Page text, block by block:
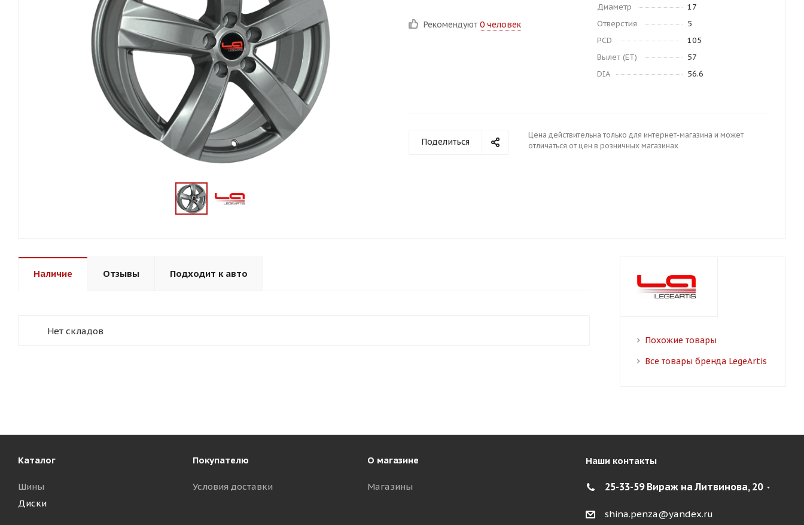
Рекомендуют 0 человек
Диаметр
17
Отверстия
5
PCD
105
Вылет (ET)
57
DIA
56.6
Поделиться
Цена действительна только для интернет-магазина и может
отличаться от цен в розничных магазинах
Наличие Отзывы Подходит к авто
Нет складов
Похожие товары
Все товары бренда LegeArtis
Каталог
Шины
Диски
Покупателю
Условия доставки
О магазине
Магазины
Наши контакты
25-33-59 Вираж на Литвинова, 20
shina.penza@yandex.ru